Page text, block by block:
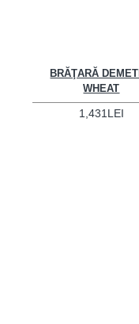
BRĂŢARĂ
WHEAT
1,431LEI